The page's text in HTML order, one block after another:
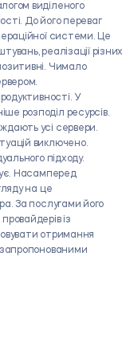
виділеного
До його переваг
системи. Це
реалізації різних
Чимало
У
розподіл ресурсів.
усі сервери.
виключено.
підходу.
Насамперед
на це
За послугами його
із
отримання
запропонованими